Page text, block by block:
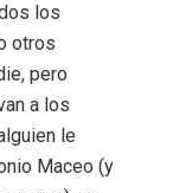
los
otros
pero
a los
le
Maceo (y